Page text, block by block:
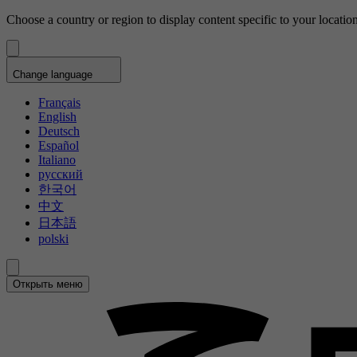
Choose a country or region to display content specific to your
Change language
Français
English
Deutsch
Español
Italiano
русский
한국어
中文
日本語
polski
Открыть меню